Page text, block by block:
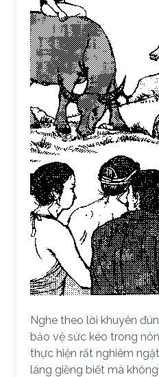
Nghe theo lời khuyên
bảo vệ sức kéo trong
thực hiện rất nghiêm
láng giềng biết mà